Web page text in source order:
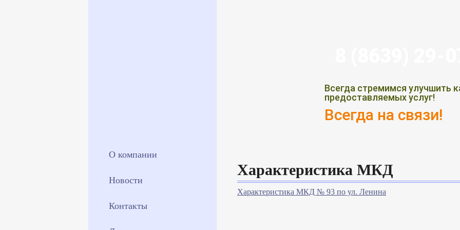
О компании
Новости
Контакты
Всегда стремимся улучшить
предоставляемых услуг!
Всегда на связи!
Характеристика МКД
Характеристика МКД № 93 по ул. Ленина